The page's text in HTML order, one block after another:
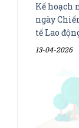
Kế hoạch
ngày
tế Lao
13-04-2026